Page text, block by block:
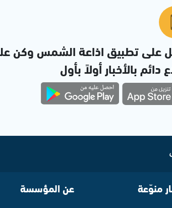
على تطبيق اذاعة الشمس وكن
دائم بالأخبار أولاً بأول
منوّعة عن المؤسسة